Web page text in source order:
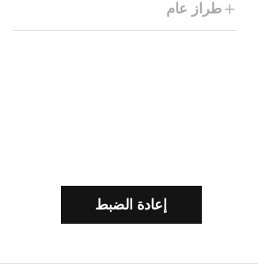
طراز عام
إعادة الضبط